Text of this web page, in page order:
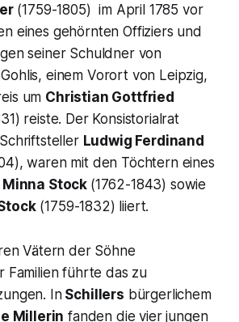
(1759-1805) im April 1785 vor
eines gehörnten Offiziers und
seiner Schuldner von
einem Vorort von Leipzig,
um Christian Gottfried
reiste. Der Kon­sistorialrat
Ludwig Ferdinand
waren mit den Töchtern eines
Minna Stock (1762-1843) sowie
(1759-1832) liiert.
Vätern der Söhne
Familien führte das zu
InSchillers bürgerlichem
Millerin fanden die vier jungen